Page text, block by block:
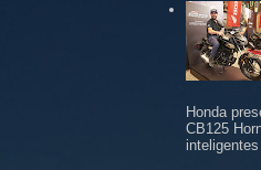
Honda
CB125
inteligentes